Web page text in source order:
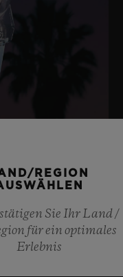
Big Bang
in der
limitierte
REGION
Sie Ihr Land /
für ein optimales
Erlebnis